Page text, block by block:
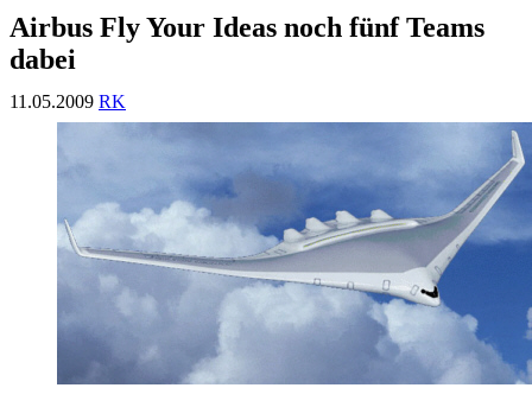
Airbus Fly Your Ideas noch fünf Teams
dabei
11.05.2009 RK